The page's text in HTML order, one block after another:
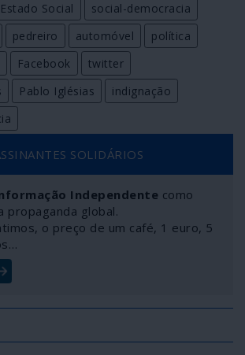
Estado Social
social-democracia
pedreiro automóvel
política
Facebook
twitter
Pablo Iglésias
indignação
SOLIDÁRIOS
Independente como
propaganda global.
o preço de um café, 1 euro, 5